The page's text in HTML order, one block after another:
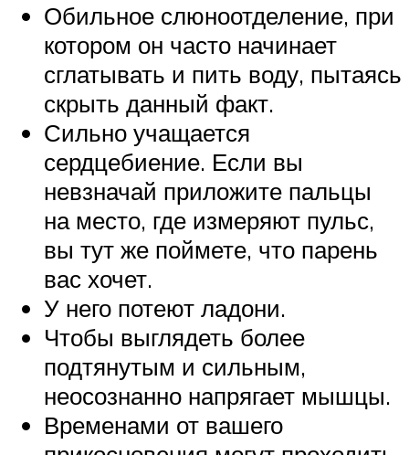
Обильное слюноотделение, при
котором он часто начинает
сглатывать и пить воду, пытаясь
скрыть данный факт.
Сильно учащается
сердцебиение. Если вы
невзначай приложите пальцы
на место, где измеряют пульс,
вы тут же поймете, что парень
вас хочет.
У него потеют ладони.
Чтобы выглядеть более
подтянутым и сильным,
неосознанно напрягает мышцы.
Временами от вашего